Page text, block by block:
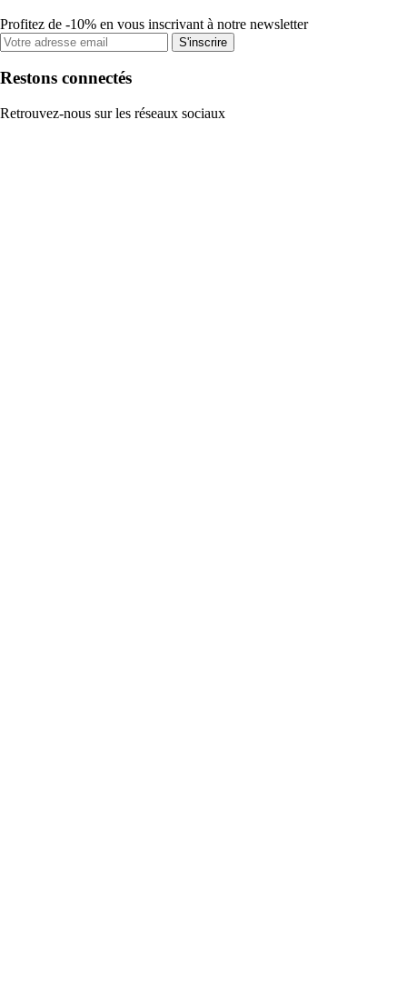
Profitez de -10% en vous inscrivant à notre newsletter
S'inscrire
Restons connectés
Retrouvez-nous sur les réseaux sociaux